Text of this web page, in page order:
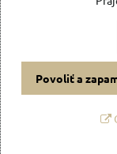
Povoliť a